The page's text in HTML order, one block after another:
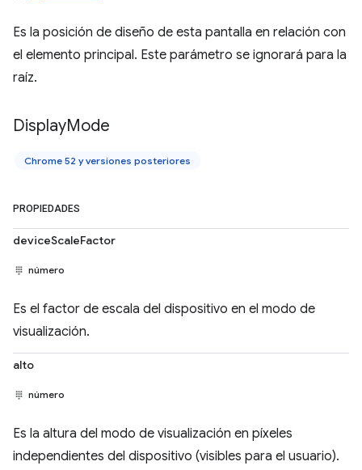
Es la posición de diseño de esta pantalla en relación con
el elemento principal. Este parámetro se ignorará para la
raíz.
DisplayMode
Chrome 52 y versiones posteriores
PROPIEDADES
deviceScaleFactor
número
Es el factor de escala del dispositivo en el modo de
visualización.
alto
número
Es la altura del modo de visualización en píxeles
independientes del dispositivo (visibles para el usuario).